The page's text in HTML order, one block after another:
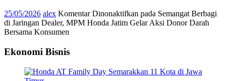
25/05/2026 alex Komentar Dinonaktifkan pada Semangat Berbagi
di Jaringan Dealer, MPM Honda Jatim Gelar Aksi Donor Darah
Bersama Konsumen
Ekonomi Bisnis